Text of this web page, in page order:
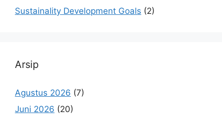
Sustainality Development Goals (2)
Arsip
Agustus 2026 (7)
Juni 2026 (20)